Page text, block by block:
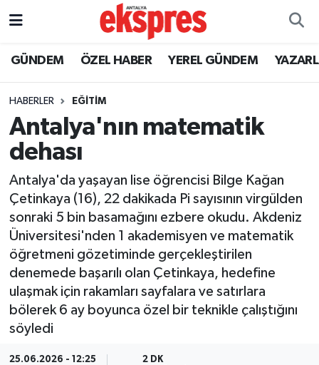
GÜNDEM ÖZEL HABER YEREL GÜNDEM
HABERLER EĞİTİM
Antalya'nın matematik
dehası
Antalya'da yaşayan lise öğrencisi Bilge Kağan
Çetinkaya (16), 22 dakikada Pi sayısının virgülden
sonraki 5 bin basamağını ezbere okudu. Akdeniz
Üniversitesi'nden 1 akademisyen ve matematik
öğretmeni gözetiminde gerçekleştirilen
denemede başarılı olan Çetinkaya, hedefine
ulaşmak için rakamları sayfalara ve satırlara
bölerek 6 ay boyunca özel bir teknikle çalıştığını
söyledi
25.06.2026 - 12:25 2 DK
ÖZEL HABER
YEREL GÜNDEM
EKONOMİ
KÜLTÜR - SANAT
SPOR
SİYASET
SAĞLIK
Nöbetçi Eczaneler
Trafik Durumu
Süper Lig Puan Durumu ve Fikstür
Tüm Manşetler
Son Dakika Haberleri
Haber Arşivi